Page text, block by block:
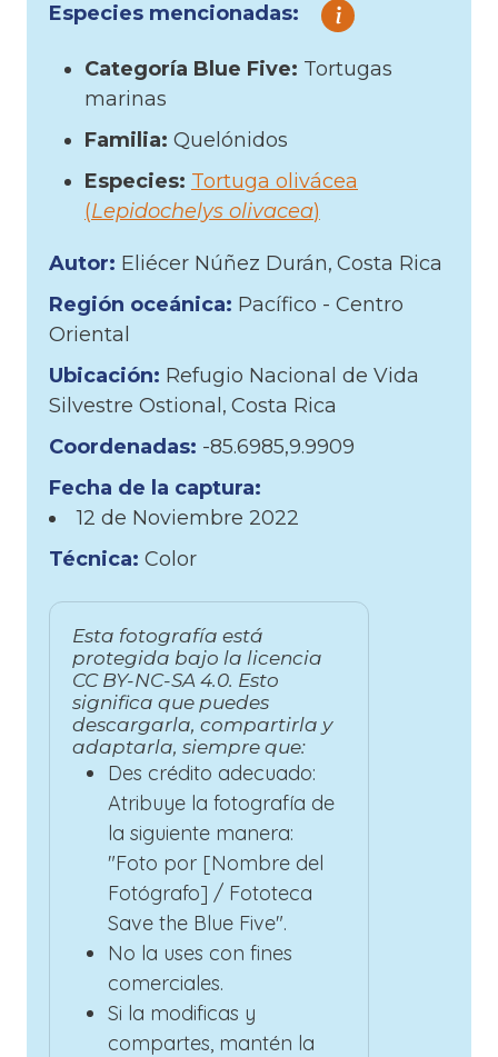
Especies mencionadas:
Categoría Blue Five: Tortugas
marinas
Familia: Quelónidos
Especies: Tortuga olivácea
(Lepidochelys olivacea)
Autor: Eliécer Núñez Durán Costa Rica
Región oceánica: Pacífico - Centro
Oriental
Ubicación: Refugio Nacional de Vida
Silvestre Ostional
Costa Rica
Coordenadas: -85.6985,9.9909
Fecha de la captura:
12 de Noviembre 2022
Técnica: Color
Esta fotografía está
protegida bajo la licencia
CC BY-NC-SA 4.0. Esto
significa que puedes
descargarla, compartirla y
adaptarla, siempre que:
Des crédito adecuado:
Atribuye la fotografía de
la siguiente manera:
"Foto por [Nombre del
Fotógrafo] / Fototeca
Save the Blue Five".
No la uses con fines
comerciales.
Si la modificas y
compartes, mantén la